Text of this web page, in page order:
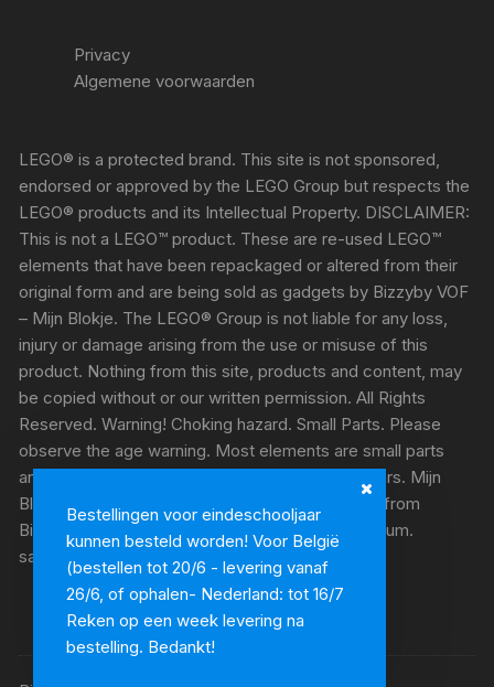
Bestellingen voor eindeschooljaar
kunnen besteld worden! Voor België
(bestellen tot 20/6 - levering vanaf
26/6, of ophalen- Nederland: tot 16/7
Reken op een week levering na
bestelling. Bedankt!
Privacy
Algemene voorwaarden
LEGO® is a protected brand. This site is not sponsored,
endorsed or approved by the LEGO Group but respects the
LEGO® products and its Intellectual Property. DISCLAIMER:
This is not a LEGO™ product. These are re-used LEGO™
elements that have been repackaged or altered from their
original form and are being sold as gadgets by Bizzyby VOF
– Mijn Blokje. The LEGO® Group is not liable for any loss,
injury or damage arising from the use or misuse of this
product. Nothing from this site, products and content, may
be copied without or our written permission. All Rights
Reserved. Warning! Choking hazard. Small Parts. Please
observe the age warning. Most elements are small parts
and therefore unsuitable for children under 3 years. Mijn
Blokje/My Brick/Mein Steinchen are trademarks from
Bizzyby VOF, Keten 9A, 2890 Sint-Amands, Belgium.
sandra@bizzyby.be VAT number: BE0809113820